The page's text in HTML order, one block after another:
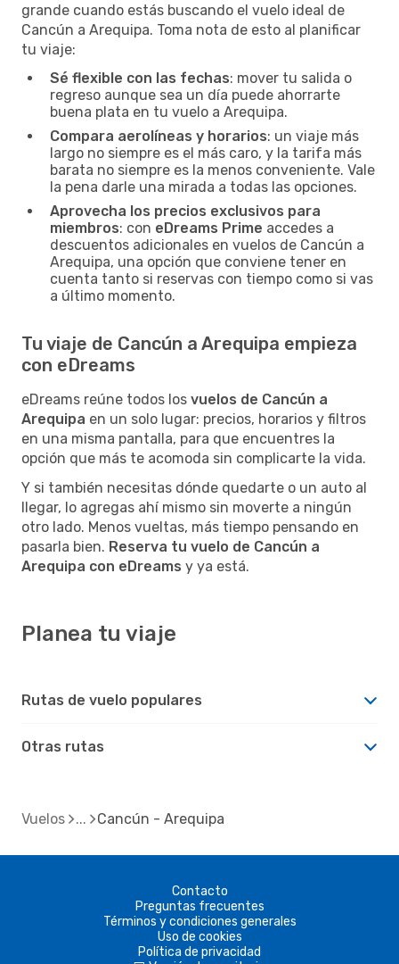
grande cuando estás buscando el vuelo ideal de
Cancún a Arequipa. Toma nota de esto al planificar
tu viaje:
Sé flexible con las fechas: mover tu salida o
regreso aunque sea un día puede ahorrarte
buena plata en tu vuelo a Arequipa.
Compara aerolíneas y horarios: un viaje más
largo no siempre es el más caro, y la tarifa más
barata no siempre es la menos conveniente. Vale
la pena darle una mirada a todas las opciones.
Aprovecha los precios exclusivos para
miembros: con eDreams Prime accedes a
descuentos adicionales en vuelos de Cancún a
Arequipa, una opción que conviene tener en
cuenta tanto si reservas con tiempo como si vas
a último momento.
Tu viaje de Cancún a Arequipa empieza
con eDreams
eDreams reúne todos los vuelos de Cancún a
Arequipa en un solo lugar: precios, horarios y filtros
en una misma pantalla, para que encuentres la
opción que más te acomoda sin complicarte la vida.
Y si también necesitas dónde quedarte o un auto al
llegar, lo agregas ahí mismo sin moverte a ningún
otro lado. Menos vueltas, más tiempo pensando en
pasarla bien. Reserva tu vuelo de Cancún a
Arequipa con eDreams y ya está.
Planea tu viaje
Rutas de vuelo populares
Otras rutas
Vuelos Cancún - Arequipa
Contacto
Preguntas frecuentes
Términos y condiciones generales
Uso de cookies
Política de privacidad